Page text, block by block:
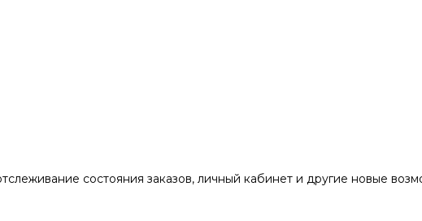
состояния заказов, личный кабинет и другие новые